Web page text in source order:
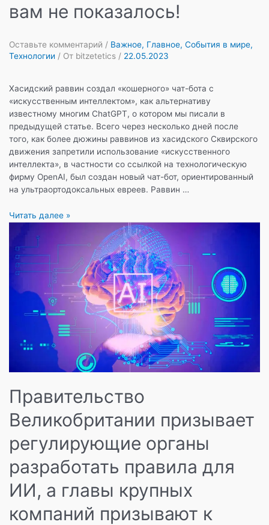
вам не показалось!
Оставьте комментарий / Важное, Главное, События в мире,
Технологии / От bitzetetics / 22.05.2023
Хасидский раввин создал «кошерного» чат-бота с
«искусственным интеллектом», как альтернативу
известному многим ChatGPT, о котором мы писали в
предыдущей статье. Всего через несколько дней после
того, как более дюжины раввинов из хасидского Сквирского
движения запретили использование «искусственного
интеллекта», в частности со ссылкой на технологическую
фирму OpenAI, был создан новый чат-бот, ориентированный
на ультраортодоксальных евреев. Раввин …
Кошерный
Нет,
вам
не
показалось!
Читать далее »
Правительство
Великобритании призывает
регулирующие органы
разработать правила для
ИИ, а главы крупных
компаний призывают к